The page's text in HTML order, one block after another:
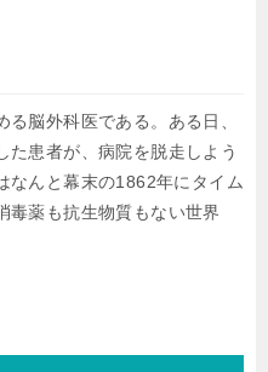
脳外科医である。ある日、
た患者が、病院を脱走しよう
なんと幕末の1862年にタイム
毒薬も抗生物質もない世界